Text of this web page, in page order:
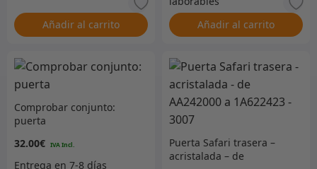
Añadir al carrito Añadir al carrito
Comprobar conjunto:
puerta
32.00€
Puerta Safari trasera –
acristalada – de